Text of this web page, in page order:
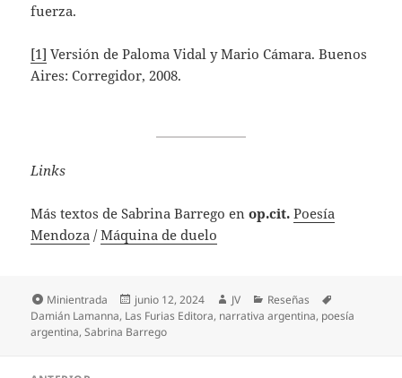
fuerza.
[1] Versión de Paloma Vidal y Mario Cámara. Buenos
Aires: Corregidor, 2008.
Links
Más textos de Sabrina Barrego enop.cit. Poesía
Mendoza /Máquina de duelo
Formato
Minientrada
Publicado
el
junio 12, 2024 Autor
JV Categorías
Reseñas
Damián Lamanna, Las Furias Editora, narrativa argentina, poesía
argentina,Sabrina Barrego